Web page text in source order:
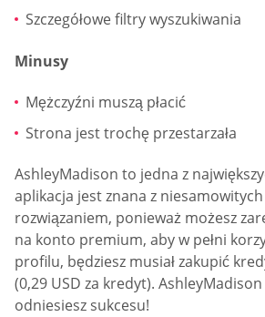
Szczegółowe filtry wyszukiwania
Minusy
Mężczyźni muszą płacić
Strona jest trochę przestarzała
AshleyMadison to jedna z
aplikacja jest znana z
rozwiązaniem, ponieważ możesz
na konto premium, aby w pełni
profilu, będziesz musiał zakupić
(0,29 USD za kredyt).
odniesiesz sukcesu!